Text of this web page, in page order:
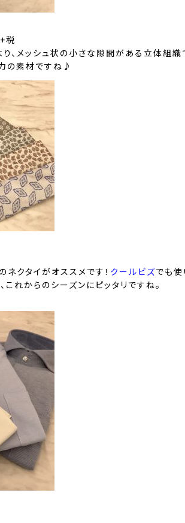
税
、メッシュ状の小さな隙間がある立体組織
の素材ですね♪
ネクタイがオススメです！ クールビズでも使
れからのシーズンにピッタリですね。